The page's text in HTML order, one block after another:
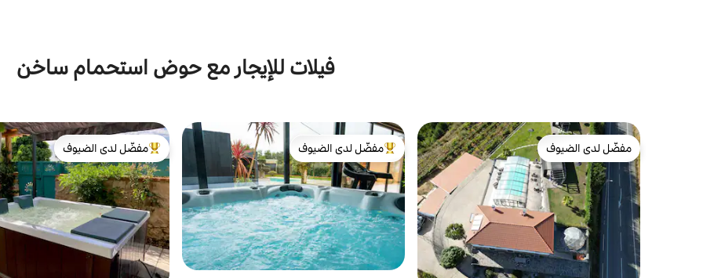
فيلات للإيجار مع حوض استحمام ساخن
مفضّل لدى الضيوف
مفضّل لدى الضيوف
من أبرز البيوت المفضّلة لدى الضيوف
مفضّل لدى الضيوف
من أبرز البيوت المفضّلة لدى الضيوف
مفضّل لدى الضيوف